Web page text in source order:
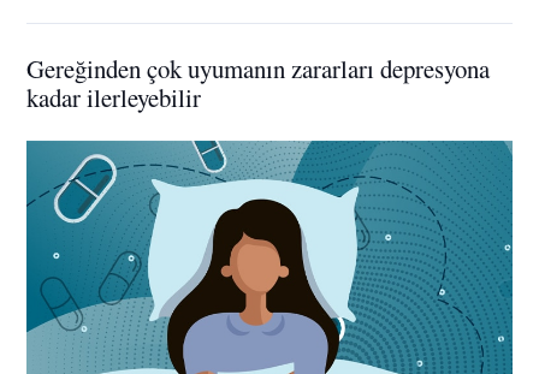
Gereğinden çok uyumanın zararları depresyona
kadar ilerleyebilir